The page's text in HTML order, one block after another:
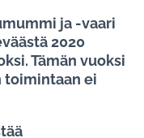
ja -vaari
2020
Tämän vuoksi
toimintaan ei